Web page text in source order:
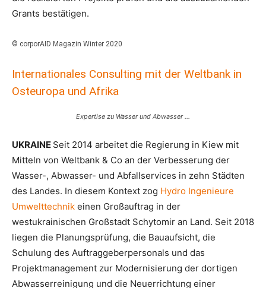
Grants bestätigen.
© corporAID Magazin Winter 2020
Internationales Consulting mit der Weltbank in
Osteuropa und Afrika
Expertise zu Wasser und Abwasser …
UKRAINE Seit 2014 arbeitet die Regierung in Kiew mit
Mitteln von Weltbank & Co an der Verbesserung der
Wasser-, Abwasser- und Abfallservices in zehn Städten
des Landes. In diesem Kontext zog Hydro Ingenieure
Umwelttechnik einen Großauftrag in der
westukrainischen Großstadt Schytomir an Land. Seit 2018
liegen die Planungsprüfung, die Bauaufsicht, die
Schulung des Auftraggeberpersonals und das
Projektmanagement zur Modernisierung der dortigen
Abwasserreinigung und die Neuerrichtung einer